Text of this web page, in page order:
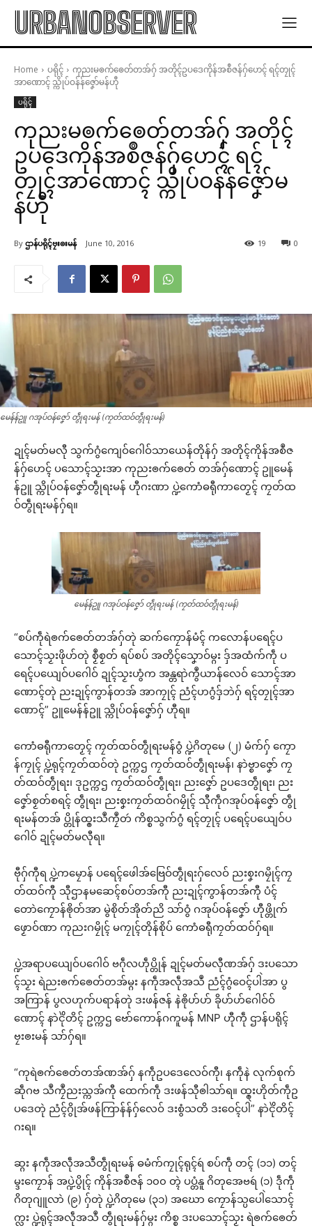
URBANOBSERVER
Home ပရိုၚ်
ကုညးမၜက်ၜေတ်တအ်ဂှ် အတိုၚ်ဥပဒေကိုန်အစဳဇန်ဂှ်ဟေၚ် ရၚ်တၠုၚ်
အာဏောၚ် သ္ကိုပ်ဝန်န်ဇၞော်မန်ဟီု
ပရိုၚ်
ကုညးမၜက်ၜေတ်တအ်ဂှ် အတိုၚ်
ဥပဒေကိုန်အစဳဇန်ဂှ်ဟေၚ် ရၚ်
တၠုၚ်အာဏောၚ် သ္ကိုပ်ဝန်န်ဇၞော်မ
န်ဟီု
By ဌာန်ပရိုၚ်ဗၠးၜးမန် June 10, 2016 0
19
မေန်န်ဥူ ဂအုပ်ဝန်ဇၞော် တွဵုရးမန် (ကၠတ်ထဝ်တွဵုရးမန်)
ဍုၚ်မတ်မလီု သွက်ဂွံကျေဝ်ဂေါဝ်သာယေန်တိုန်ဂှ် အတိုၚ်ကိုန်အစဳဇ
န်ဂှ်ဟေၚ် ပသောၚ်သၟးအာ ကုညးၜက်ၜေတ် တအ်ဂှ်ဏောၚ် ဥူမေန်
န်ဥူ သ္ကိုပ်ဝန်ဇၞော်တွဵုရးမန် ဟီုဂးဏာ ပ္ဍဲကောံဓရီုကာတၟေၚ် ကၠတ်ထ
ဝ်တွဵုရးမန်ဂှ်ရ။
မေန်န်ဥူ ဂအုပ်ဝန်ဇၞော် တွဵုရးမန် (ကၠတ်ထဝ်တွဵုရးမန်)
“စပ်ကဵုရဲၜက်ၜေတ်တအ်ဂှ်တုဲ ဆက်ကၠောန်မံၚ် ကလောန်ပရေၚ်ပ
သောၚ်သၟးဖိုဟ်တုဲ စၟဳစၟတ် ရပ်စပ် အတိုၚ်သၞောဝ်မ္ဂး ဒှ်အထံက်ကဵု ပ
ရေၚ်ပယျေဝ်ပဂေါဝ် ဍုၚ်သၟးဟွံက အန္တရာဲကွဳယာန်လေဝ် သောၚ်အာ
ဏောၚ်တုဲ ညးဍုၚ်ကွာန်တအ် အာကၠုၚ် ညံၚ်ဟဂွံဒှ်ဘဲဂှ် ရၚ်တၠုၚ်အာ
ဏောၚ်” ဥူမေန်န်ဥူ သ္ကိုပ်ဝန်ဇၞော်ဂှ် ဟီုရ။
ကောံဓရီုကာတၟေၚ် ကၠတ်ထဝ်တွဵုရးမန်ဝွံ ပ္ဍဲဂိတုမေ (၂) မံက်ဂှ် ကၠော
န်ကၠုၚ် ပ္ဍဲရုၚ်ကၠတ်ထဝ်တုဲ ဥက္ကဌ ကၠတ်ထဝ်တွဵုရးမန်၊ နာဲဗ္စာဇၞော် ကၠ
တ်ထဝ်တွဵုရး၊ ဒုဥက္ကဌ ကၠတ်ထဝ်တွဵုရး၊ ညးဇၞော် ဥပဒေတွဵုရး၊ ညး
ဇၞော်စၟတ်စရၚ် တွဵုရး၊ ညးစၞးကၠတ်ထဝ်ဂမၠိုၚ် သီုကဵုဂအုပ်ဝန်ဇၞော် တွဵု
ရးမန်တအ် ပ္တိုန်ထ္ၜးသဳကၠဳတဴ ကိစ္စသွက်ဂွံ ရၚ်တၠုၚ် ပရေၚ်ပယျေဝ်ပ
ဂေါဝ် ဍုၚ်မတ်မလီုရ။
ဗီုဂှ်ကီုရ ပ္ဍဲကမၠောန် ပရေၚ်ဖေါအ်ဗြေဝ်တွဵုရးဂှ်လေဝ် ညးစၞးဂမၠိုၚ်ကၠ
တ်ထဝ်ကီု သီုဌာနမဆေၚ်စပ်တအ်ကီု ညးဍုၚ်ကွာန်တအ်ကီု ပံၚ်
တောဲကၠောန်ၜိုတ်အာ မွဲစိုတ်အိုတ်ညိ သာ်ဝွံ ဂအုပ်ဝန်ဇၞော် ဟီုဖ္တိုက်
ဖၟောဝ်ဏာ ကုညးဂမၠိုၚ် မကၠုၚ်တိုန်စိုပ် ကောံဓရီုကၠတ်ထဝ်ဂှ်ရ။
ပ္ဍဲအရာပယျေဝ်ပဂေါဝ် ဗဂဵုလဟဵုပ္တိုန် ဍုၚ်မတ်မလီုဏအ်ဂှ် ဒးပသော
ၚ်သၟး ရဲညးၜက်ၜေတ်တအ်မ္ဂး နကဵုအလဵုအသဳ ညံၚ်ဂွံဝေၚ်ပါဲအာ ပွ
အကြာန် ပွလဟုက်ပရာန်တုဲ ဒးဖန်ဇန် နဲၜိုဟ်ဟ် ခိုဟ်ဟ်ဂေါဝ်ဝ်
ဏောၚ် နာဲၚိုဲတိၚ် ဥက္ကဌ ဗော်ကောန်ဂကူမန် MNP ဟီုကဵု ဌာန်ပရိုၚ်
ဗၠးၜးမန် သာ်ဂှ်ရ။
“ကုရဲၜက်ၜေတ်တအ်ဏအ်ဂှ် နကဵုဥပဒေလေဝ်ကီု၊ နကဵုနဲ လုက်စုက်
ဆဵုဂဗ သဳကၠဳညးသ္ကအ်ကီု ထေက်ကဵု ဒးဖန်သီုၜါသာ်ရ။ ထ္ၜးဟိုတ်ကဵုဥ
ပဒေတုဲ ညံၚ်ဂွိုအ်ဖန်ကြာန်န်ဂှ်လေဝ် ဒးစွံသတိ ဒးဝေၚ်ပါဲ” နာဲၚိုဲတိၚ်
ဂးရ။
ဆ္ဂး နကဵုအလဵုအသဳတွဵုရးမန် ဓမံက်ကၠုၚ်ရုၚ်ရဴ စပ်ကဵု တၚ် (၁၁) တၚ်
မ္ဒးကၠောန် အပ္ဍဲပွိုၚ် ကိုန်အစဳဇန် ၁၀၀ တ္ၚဲ ပပ္တံနူ ဂိတုအေဗရဴ (၁) ဒဵုကဵု
ဂိတုဂျူလာဲ (၉) ဂှ်တုဲ ပ္ဍဲဂိတုမေ (၃၁) အဃော ကၠောန်သ္ပပေါဲသောၚ်
က္လး ပ္ဍဲရုၚ်အလဵုအသဳ တွဵုရးမန်ဂှ်မ္ဂး ကိစ္စ ဒးပသောၚ်သၟး ရဲၜက်ၜေတ်